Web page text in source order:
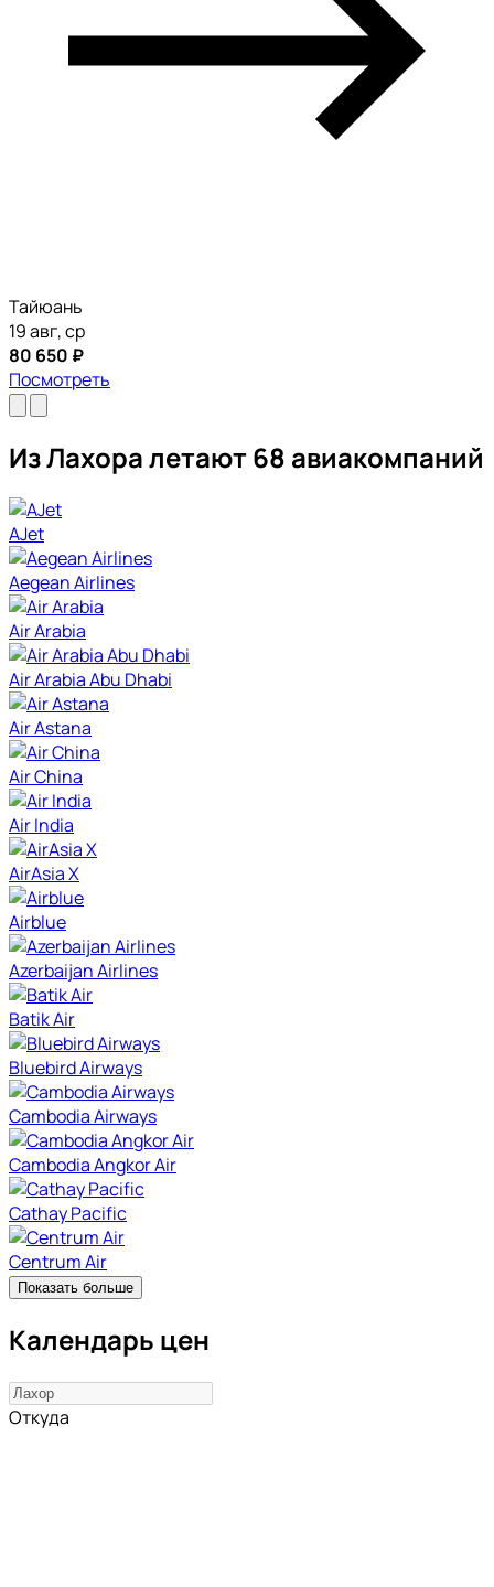
Тайюань
19 авг, ср
80 650 ₽
Посмотреть
Из Лахора летают 68 авиакомпаний
AJet
Aegean Airlines
Air Arabia
Air Arabia Abu Dhabi
Air Astana
Air China
Air India
AirAsia X
Airblue
Azerbaijan Airlines
Batik Air
Bluebird Airways
Cambodia Airways
Cambodia Angkor Air
Cathay Pacific
Centrum Air
Показать больше
Календарь цен
Откуда